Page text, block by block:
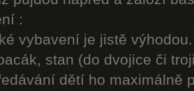
:
vybavení je jistě výhodou.
stan (do dvojice či
dětí ho maximálně